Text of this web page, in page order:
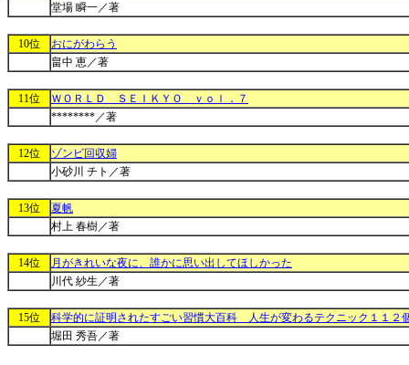
堂場 瞬一／著
10位
おにがわらう
畠中 恵／著
11位
ＷＯＲＬＤ ＳＥＩＫＹＯ ｖｏｌ．７
********／著
12位
ゾンビ回収婦
小砂川 チト／著
13位
夏帆
村上 春樹／著
14位
月がきれいな夜に、誰かに思い出してほしかった
川代 紗生／著
15位
科学的に証明されたすごい習慣大百科 人生が変わるテクニック１１２
堀田 秀吾／著